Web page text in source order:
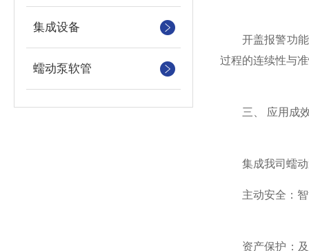
集成设备
蠕动泵软管
开盖报警功
过程的连续性与
三、 应用成
集成我司蠕
主动安全：
资产保护：